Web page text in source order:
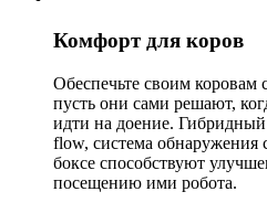
Комфорт для коров
Обеспечьте своим
пусть они сами решают,
идти на доение.
flow, система обнаружения
боксе способствуют
посещению ими робота.